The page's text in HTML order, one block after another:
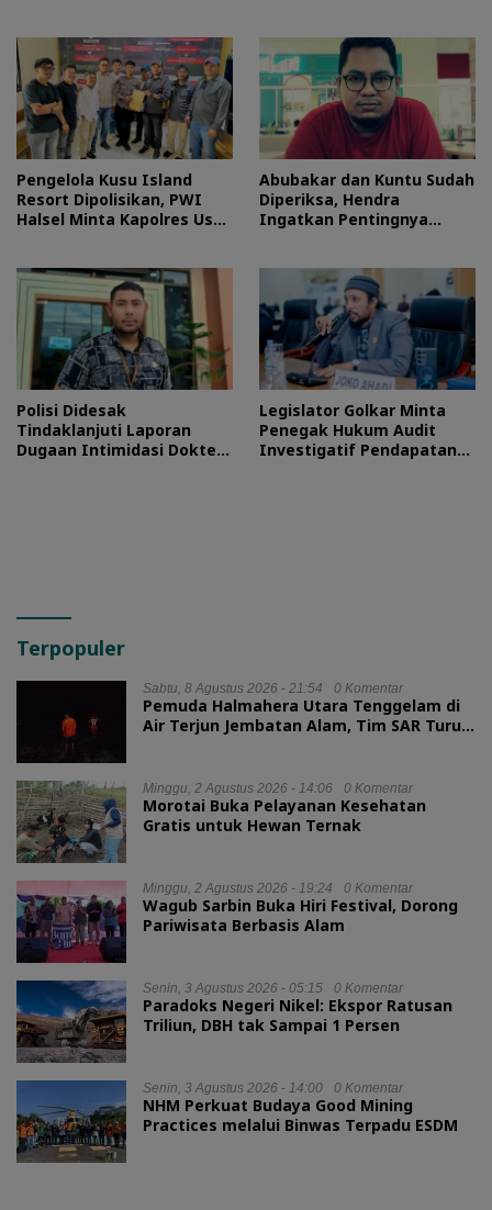
Pengelola Kusu Island
Resort Dipolisikan, PWI
Halsel Minta Kapolres Usut
Abubakar dan Kuntu Sudah
Diperiksa, Hendra
Ingatkan Pentingnya
Polisi Didesak
Tindaklanjuti Laporan
Dugaan Intimidasi Dokter
Legislator Golkar Minta
Penegak Hukum Audit
Investigatif Pendapatan
Terpopuler
Sabtu, 8 Agustus 2026 - 21:54 0 Komentar
Pemuda Halmahera Utara Tenggelam di
Air Terjun Jembatan Alam, Tim SAR Turun
Minggu, 2 Agustus 2026 - 14:06 0 Komentar
Morotai Buka Pelayanan Kesehatan
Gratis untuk Hewan Ternak
Minggu, 2 Agustus 2026 - 19:24 0 Komentar
Wagub Sarbin Buka Hiri Festival, Dorong
Pariwisata Berbasis Alam
Senin, 3 Agustus 2026 - 05:15 0 Komentar
Paradoks Negeri Nikel: Ekspor Ratusan
Triliun, DBH tak Sampai 1 Persen
Senin, 3 Agustus 2026 - 14:00 0 Komentar
NHM Perkuat Budaya Good Mining
Practices melalui Binwas Terpadu ESDM